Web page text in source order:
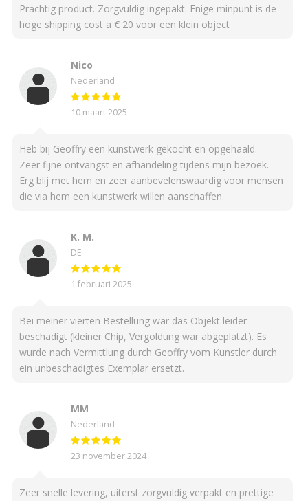
Prachtig product. Zorgvuldig ingepakt. Enige minpunt is de
hoge shipping cost a € 20 voor een klein object
Nico
Nederland
10 maart 2025
Heb bij Geoffry een kunstwerk gekocht en opgehaald.
Zeer fijne ontvangst en afhandeling tijdens mijn bezoek.
Erg blij met hem en zeer aanbevelenswaardig voor mensen
die via hem een kunstwerk willen aanschaffen.
K. M.
DE
1 februari 2025
Bei meiner vierten Bestellung war das Objekt leider
beschädigt (kleiner Chip, Vergoldung war abgeplatzt). Es
wurde nach Vermittlung durch Geoffry vom Künstler durch
ein unbeschädigtes Exemplar ersetzt.
MM
Nederland
23 november 2024
Zeer snelle levering, uiterst zorgvuldig verpakt en prettige